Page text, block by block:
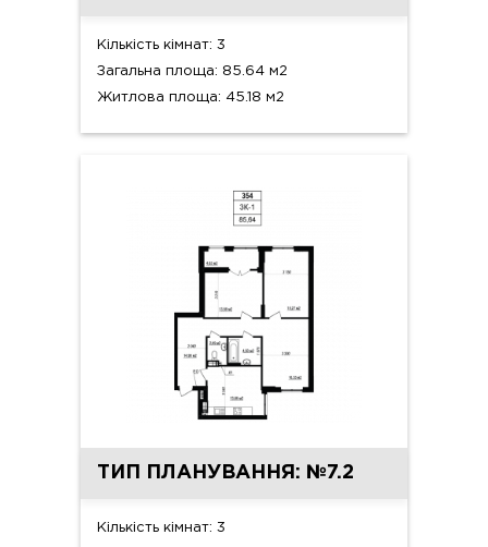
Кількість кімнат: 3
Загальна площа: 85.64 м2
Житлова площа: 45.18 м2
ТИП ПЛАНУВАННЯ: №7.2
Кількість кімнат: 3